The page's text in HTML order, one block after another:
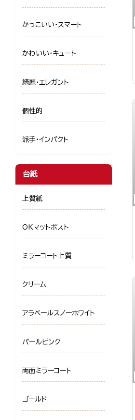
かっこいい・スマート
かわいい・キュート
綺麗・エレガント
個性的
派手・インパクト
台紙
上質紙
OKマットポスト
ミラーコート上質
クリーム
アラベールスノーホワイト
パールピンク
両面ミラーコート
ゴールド